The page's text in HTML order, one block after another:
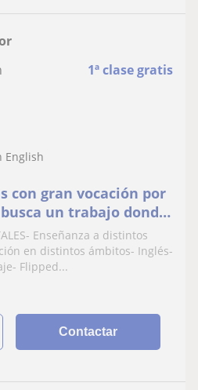
1ª clase gratis
English
con gran vocación por
un trabajo donde
Enseñanza a distintos
en distintos ámbitos- Inglés-
Flipped...
Contactar